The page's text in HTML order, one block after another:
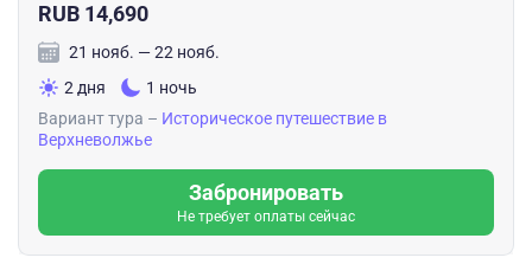
RUB 14,690
21 нояб. — 22 нояб.
2 дня
1 ночь
Вариант тура – Историческое путешествие в
Верхневолжье
Забронировать
Не требует оплаты сейчас